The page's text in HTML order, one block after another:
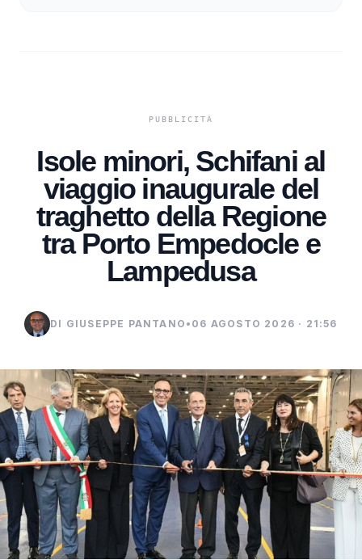
Isole minori, Schifani al
viaggio inaugurale del
traghetto della Regione
tra Porto Empedocle e
Lampedusa
DI GIUSEPPE PANTANO • 06 AGOSTO 2026 · 21:56